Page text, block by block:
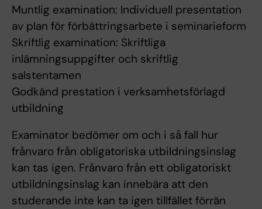
Muntlig examination: Individuell presentation
av plan för förbättringsarbete i seminarieform
Skriftlig examination: Skriftliga
inlämningsuppgifter och skriftlig
salstentamen
Godkänd prestation i verksamhetsförlagd
utbildning
Examinator bedömer om och i så fall hur
frånvaro från obligatoriska utbildningsinslag
kan tas igen. Frånvaro från ett obligatoriskt
utbildningsinslag kan innebära att den
studerande inte kan ta igen tillfället förrän